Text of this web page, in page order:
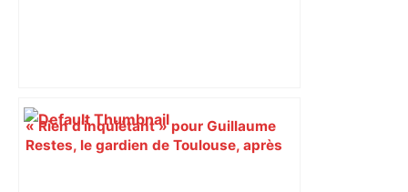
« Rien d'inquiétant » pour Guillaume
Restes, le gardien de Toulouse, après